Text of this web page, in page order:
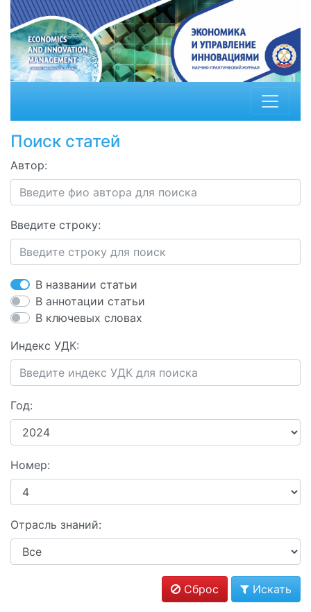
Поиск статей
Автор:
Введите строку:
В названии статьи
В аннотации статьи
В ключевых словах
Индекс УДК:
Год:
Номер:
Отрасль знаний:
Сброс Искать